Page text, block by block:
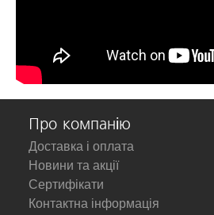
Про компанію
Доставка і оплата
Новини та акції
Сертифікати
Контактна інформація